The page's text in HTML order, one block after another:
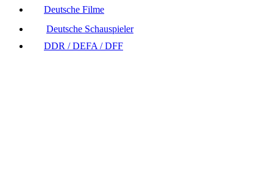
Deutsche Filme
Deutsche Schauspieler
DDR / DEFA / DFF